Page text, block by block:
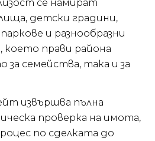
се намират
детски градини,
и разнообразни
прави района
за семейства, така и за
извършва пълна
проверка на имота,
по сделката до